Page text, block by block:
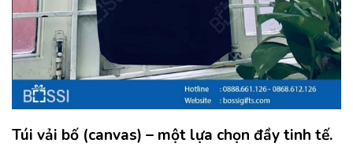
Túi vải bố (canvas) – một lựa chọn đầy tinh tế.